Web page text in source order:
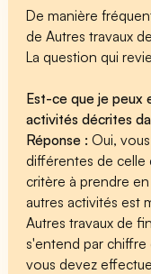
De manière
de Autres travaux
La question qui
Est-ce que je peux
activités décrites
Réponse :Oui,
différentes de celle
critère à prendre
autres activités est
Autres travaux de
s'entend par chiffre
vous devez